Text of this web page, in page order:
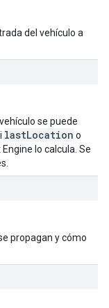
del vehículo a
se puede
lastLocation o
lo calcula. Se
propagan y cómo